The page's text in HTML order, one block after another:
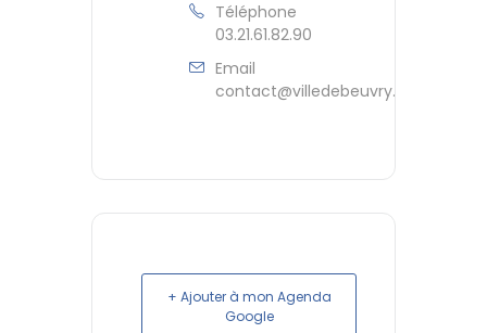
Téléphone
03.21.61.82.90
Email
contact@villedebeuvry.fr
+ Ajouter à mon Agenda
Google